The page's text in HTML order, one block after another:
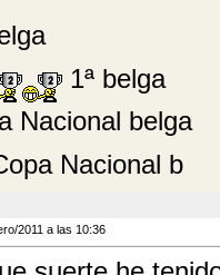
1ª belga
Nacional belga
Nacional b
2011 a las 10:36